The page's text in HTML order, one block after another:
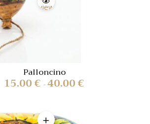
view
Palloncino
15.00€ - 40.00€